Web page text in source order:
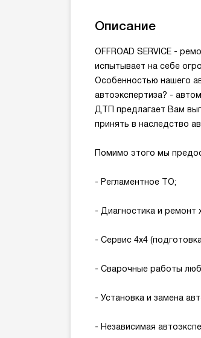
Описание
OFFROAD SERVICE -
испытывает на себе
Особенностью нашего
автоэкспертиза? -
ДТП предлагает Вам
принять в наследство
Помимо этого мы
- Регламентное ТО;
- Диагностика и ремонт
- Сервис 4х4
- Сварочные работы
- Установка и замена
- Независимая